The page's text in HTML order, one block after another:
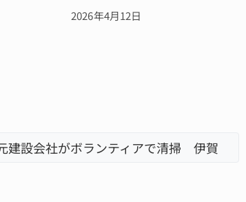
2026年4月12日
の被災地へ 能登以来3回目の派遣